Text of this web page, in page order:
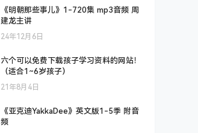
《明朝那些事儿》1-720集 mp3音频 周
建龙主讲
24年12月6日
六个可以免费下载孩子学习资料的网站！
（适合1~6岁孩子）
21年8月4日
《亚克迪YakkaDee》英文版1-5季 附音
频